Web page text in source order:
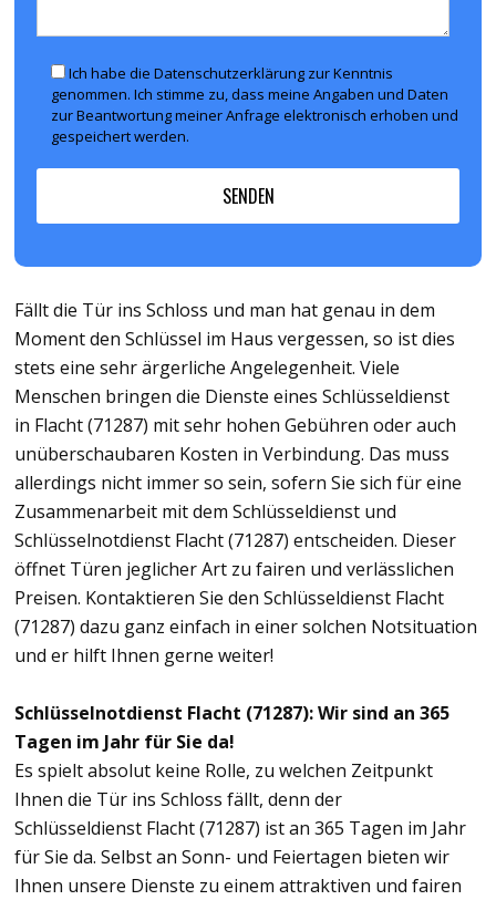
Ich habe die Datenschutzerklärung zur Kenntnis
genommen. Ich stimme zu, dass meine Angaben und Daten
zur Beantwortung meiner Anfrage elektronisch erhoben und
gespeichert werden.
Fällt die Tür ins Schloss und man hat genau in dem
Moment den Schlüssel im Haus vergessen, so ist dies
stets eine sehr ärgerliche Angelegenheit. Viele
Menschen bringen die Dienste eines Schlüsseldienst
in Flacht (71287) mit sehr hohen Gebühren oder auch
unüberschaubaren Kosten in Verbindung. Das muss
allerdings nicht immer so sein, sofern Sie sich für eine
Zusammenarbeit mit dem Schlüsseldienst und
Schlüsselnotdienst Flacht (71287) entscheiden. Dieser
öffnet Türen jeglicher Art zu fairen und verlässlichen
Preisen. Kontaktieren Sie den Schlüsseldienst Flacht
(71287) dazu ganz einfach in einer solchen Notsituation
und er hilft Ihnen gerne weiter!
Schlüsselnotdienst Flacht (71287): Wir sind an 365
Tagen im Jahr für Sie da!
Es spielt absolut keine Rolle, zu welchen Zeitpunkt
Ihnen die Tür ins Schloss fällt, denn der
Schlüsseldienst Flacht (71287) ist an 365 Tagen im Jahr
für Sie da. Selbst an Sonn- und Feiertagen bieten wir
Ihnen unsere Dienste zu einem attraktiven und fairen